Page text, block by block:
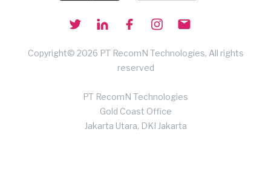
Copyright© 2026 PT RecomN Technologies, All rights
reserved
PT RecomN Technologies
Gold Coast Office
Jakarta Utara, DKI Jakarta